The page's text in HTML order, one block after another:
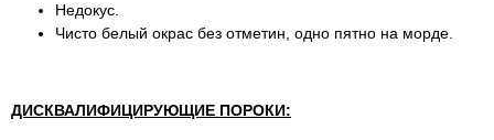
Недокус.
Чисто белый окрас без отметин, одно пятно на морде.
ДИСКВАЛИФИЦИРУЮЩИЕ ПОРОКИ: